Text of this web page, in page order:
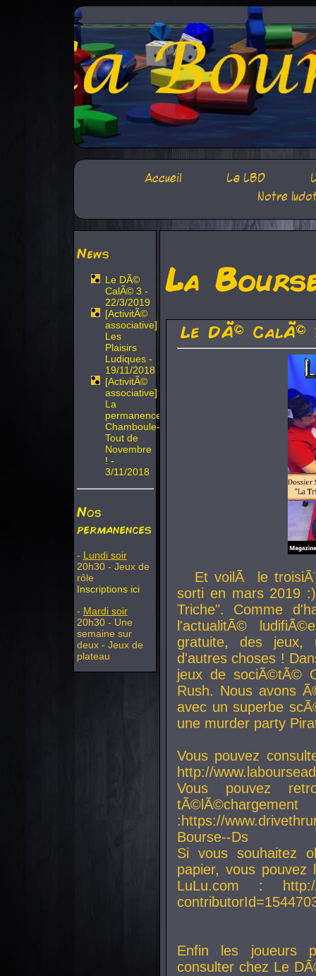
Accueil La LBD
Notre
News
Le DÃ©
CalÃ© 3 -
22/3/2019
[ActivitÃ©
associative]
Les
Plaisirs
Ludiques -
19/11/2018
[ActivitÃ©
associative]
La
permanence
Chamboule-
Tout de
Novembre
! -
3/11/2018
Nos
permanences
- Lundi soir
20h30 - Jeux de
rôle
Inscriptions ici
- Mardi soir
20h30 - Une
semaine sur
deux - Jeux de
plateau
La
Le DÃ© CalÃ©
Et voilÃ le
sorti en mars 2019
Triche". Comme
l'actualitÃ©
gratuite, des jeux,
d'autres choses !
jeux de sociÃ©tÃ©
Rush. Nous avons
avec un superbe
une murder party
Vous pouvez
http://
Vous pouvez
:https://
Bourse--Ds
Si vous souhaitez
papier, vous
LuLu.com : http://
Enfin les joueurs
consulter chez Le